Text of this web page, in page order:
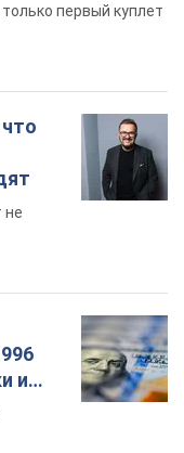
первый куплет
не
и